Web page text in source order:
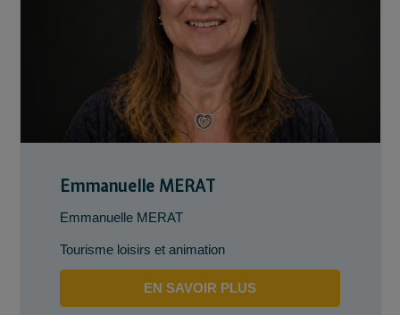
Emmanuelle MERAT
Emmanuelle MERAT
Tourisme loisirs et animation
EN SAVOIR PLUS